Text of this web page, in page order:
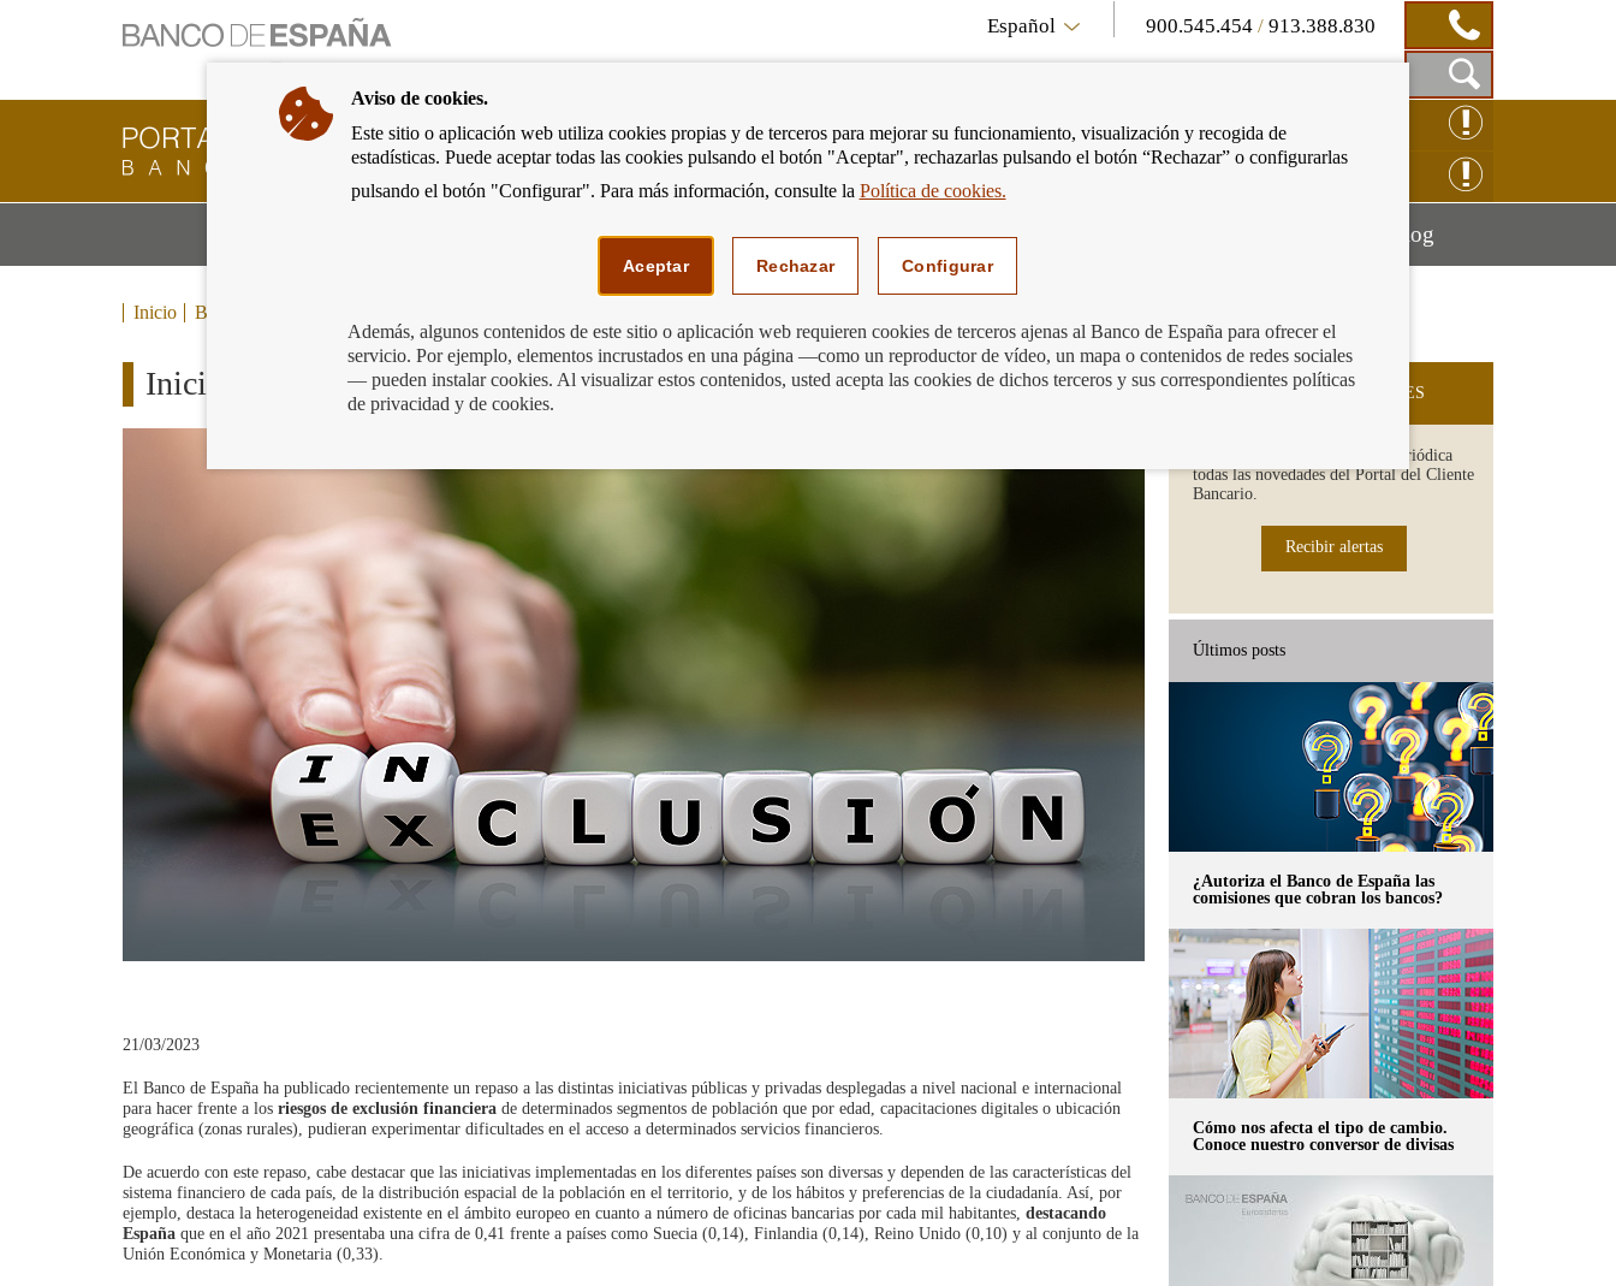
Ir
a
página
de
inicio
del
Español 900.545.454 /913.388.830
Mostrar
Caja
de
Búsqueda
Cliente
Bancario
Banco
ir
a
RECLAMACIÓN ONLINE
Podemos ayudarte Mostrar
menú
BlogMostrar
Inicio Blog
Iniciativas contra la exclusión financiera
21/03/2023
El Banco de España ha publicado recientemente un repaso a las distintas iniciativas públicas y privadas desplegadas a nivel nacional e internacional
para hacer frente a los riesgos de exclusión financiera de determinados segmentos de población que por edad, capacitaciones digitales o ubicación
geográfica (zonas rurales), pudieran experimentar dificultades en el acceso a determinados servicios financieros.
De acuerdo con este repaso, cabe destacar que las iniciativas implementadas en los diferentes países son diversas y dependen de las características del
sistema financiero de cada país, de la distribución espacial de la población en el territorio, y de los hábitos y preferencias de la ciudadanía. Así, por
ejemplo, destaca la heterogeneidad existente en el ámbito europeo en cuanto a número de oficinas bancarias por cada mil habitantes, destacando
España que en el año 2021 presentaba una cifra de 0,41 frente a países como Suecia (0,14), Finlandia (0,14), Reino Unido (0,10) y al conjunto de la
Unión Económica y Monetaria (0,33).
SUSCRIPCIÓN A NOVEDADES
Recibe en tu email de forma periódica
todas las novedades del Portal del Cliente
Bancario.
Recibir alertas
Últimos posts
¿Autoriza el Banco de España las
comisiones que cobran los bancos?
Cómo nos afecta el tipo de cambio.
Conoce nuestro conversor de divisas
Aviso de cookies.
Este sitio o aplicación web utiliza cookies propias y de terceros para mejorar su funcionamiento, visualización y recogida de
estadísticas. Puede aceptar todas las cookies pulsando el botón "Aceptar", rechazarlas pulsando el botón “Rechazar” o configurarlas
pulsando el botón "Configurar". Para más información, consulte la Política de cookies.
Aceptar Rechazar Configurar
Además, algunos contenidos de este sitio o aplicación web requieren cookies de terceros ajenas al Banco de España para ofrecer el
servicio. Por ejemplo, elementos incrustados en una página —como un reproductor de vídeo, un mapa o contenidos de redes sociales
— pueden instalar cookies. Al visualizar estos contenidos, usted acepta las cookies de dichos terceros y sus correspondientes políticas
de privacidad y de cookies.